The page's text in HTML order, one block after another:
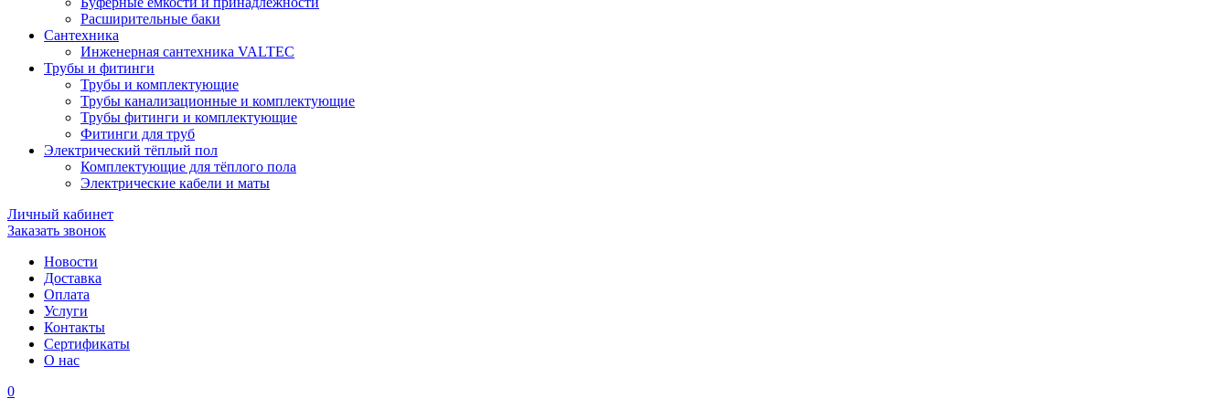
Расширительные баки
Сантехника
Инженерная сантехника VALTEC
Трубы и фитинги
Трубы и комплектующие
Трубы канализационные и комплектующие
Трубы фитинги и комплектующие
Фитинги для труб
Электрический тёплый пол
Комплектующие для тёплого пола
Электрические кабели и маты
Личный кабинет
Заказать звонок
Новости
Доставка
Оплата
Услуги
Контакты
Cертификаты
О нас
0